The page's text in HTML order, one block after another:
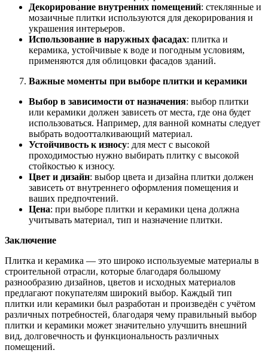
Декорирование внутренних помещений: стеклянные и
мозаичные плитки используются для декорирования и
украшения интерьеров.
Использование в наружных фасадах: плитка и
керамика, устойчивые к воде и погодным условиям,
применяются для облицовки фасадов зданий.
Важные моменты при выборе плитки и керамики
Выбор в зависимости от назначения: выбор плитки
или керамики должен зависеть от места, где она будет
использоваться. Например, для ванной комнаты следует
выбрать водоотталкивающий материал.
Устойчивость к износу: для мест с высокой
проходимостью нужно выбирать плитку с высокой
стойкостью к износу.
Цвет и дизайн: выбор цвета и дизайна плитки должен
зависеть от внутреннего оформления помещения и
ваших предпочтений.
Цена: при выборе плитки и керамики цена должна
учитывать материал, тип и назначение плитки.
Заключение
Плитка и керамика — это широко используемые материалы в
строительной отрасли, которые благодаря большому
разнообразию дизайнов, цветов и исходных материалов
предлагают покупателям широкий выбор. Каждый тип
плитки или керамики был разработан и произведён с учётом
различных потребностей, благодаря чему правильный выбор
плитки и керамики может значительно улучшить внешний
вид, долговечность и функциональность различных
помещений.